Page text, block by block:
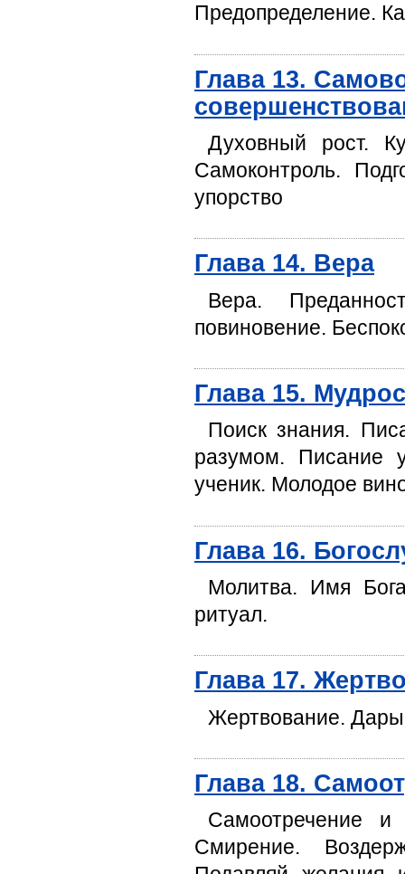
Предопределение.
Глава 13.
Духовный рост.
Самоконтроль.
упорство
Глава 14. Вера
Вера.
повиновение.
Глава 15.
Поиск знания.
разумом. Писание
ученик. Молодое
Глава 16.
Молитва. Имя
ритуал.
Глава 17.
Жертвование.
Глава 18.
Самоотречение
Смирение.